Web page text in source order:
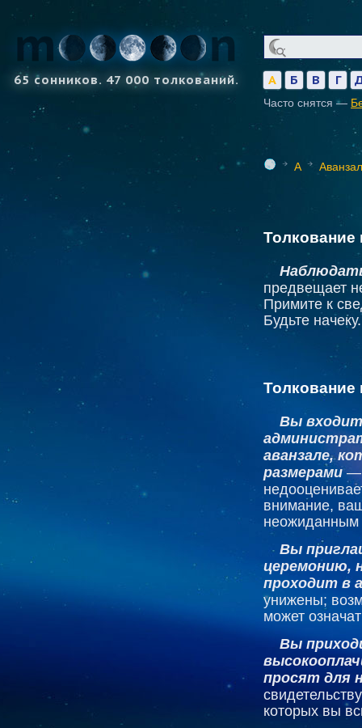
65 сонников. 47 000 толкований. А Б В Г
Часто снятся —
А Аванзал
Толкование
предвещает
Примите к
Будьте начеку.
Толкование
Вы
аванзале,
размерами—
внимание,
Вы
церемонию,
проходит в
унижены;
может
Вы
просят для
которых вы